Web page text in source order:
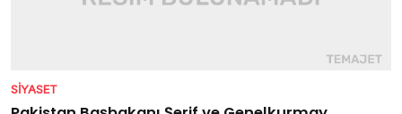
SIYASET